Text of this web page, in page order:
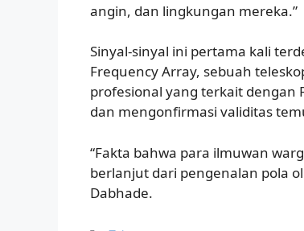
angin, dan lingkungan mereka.”
Sinyal-sinyal ini pertama kali
Frequency Array, sebuah
profesional yang terkait dengan
dan mengonfirmasi validitas
“Fakta bahwa para ilmuwan
berlanjut dari pengenalan pola
Dabhade.